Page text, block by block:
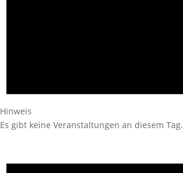
Hinweis
Es gibt keine Veranstaltungen an diesem Tag.